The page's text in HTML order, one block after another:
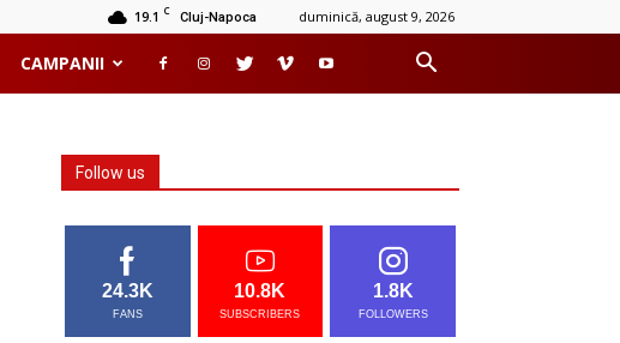
19.1 C Cluj-Napoca duminică, august 9, 2026
CAMPANII
Follow us
24.3K
FANS
10.8K
SUBSCRIBERS
1.8K
FOLLOWERS